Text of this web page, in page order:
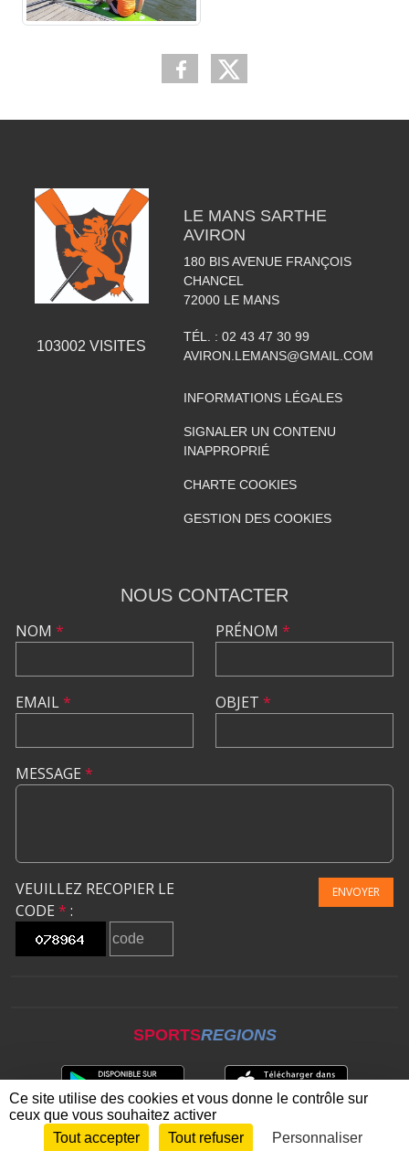
103002 VISITES
LE MANS SARTHE
AVIRON
180 BIS AVENUE FRANÇOIS
CHANCEL
72000 LE MANS
TÉL. : 02 43 47 30 99
AVIRON.LEMANS@GMAIL.COM
INFORMATIONS LÉGALES
SIGNALER UN CONTENU
INAPPROPRIÉ
CHARTE COOKIES
GESTION DES COOKIES
NOUS CONTACTER
NOM *
EMAIL*
PRÉNOM *
OBJET *
MESSAGE *
VEUILLEZ RECOPIER LE
CODE * :
ENVOYER
SPORTSREGIONS
Envie de participer ? CONNEXION
Ce site utilise des cookies et vous donne le contrôle sur
ceux que vous souhaitez activer
Tout accepter
Tout refuser Personnaliser